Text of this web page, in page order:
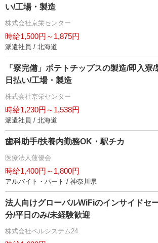
い/工場・製造
株式会社京栄センター
時給1,500円～1,875円
派遣社員 / 北海道
「寮完備」ポテトチップスの製造/即入寮
日払い/工場・製造
株式会社京栄センター
時給1,230円～1,538円
派遣社員 / 北海道
歯科助手/扶養内勤務OK・駅チカ
医療法人蓮優会
時給1,400円～1,800円
アルバイト・パート / 神奈川県
法人向けグローバルWiFiのインサイドセ
分/平日のみ/未経験歓迎
株式会社ベルシステム24